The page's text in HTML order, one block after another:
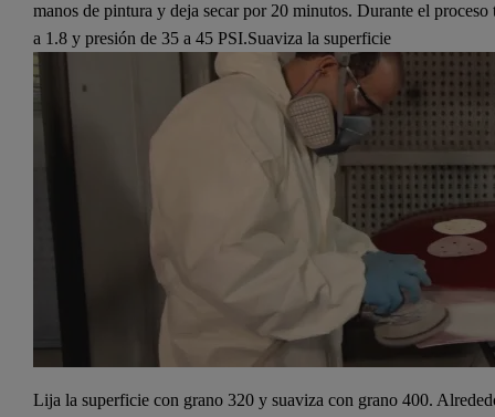
manos de pintura y deja secar por 20 minutos. Durante el
a 1.8 y presión de 35 a 45 PSI.Suaviza la superficie
Lija la superficie con grano 320 y suaviza con grano 400.